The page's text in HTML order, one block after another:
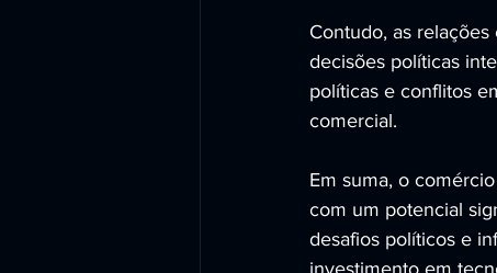
Contudo, as
decisões políticas
políticas e conflitos
comercial.
Em suma, o
com um potencial
desafios políticos e